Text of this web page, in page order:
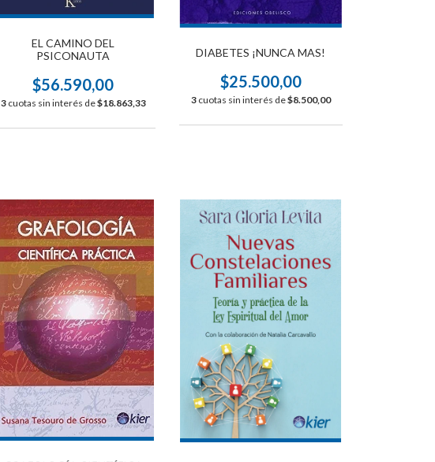
EL CAMINO DEL
PSICONAUTA
$56.590,00
3 cuotas sin interés de$18.863,33
DIABETES ¡NUNCA MAS!
$25.500,00
3 cuotas sin interés de$8.500,00